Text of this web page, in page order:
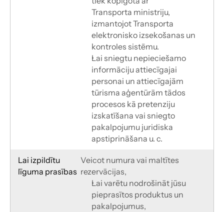
Transporta ministriju,
izmantojot Transporta
elektronisko izsekošanas un
kontroles sistēmu.
Lai sniegtu nepieciešamo
informāciju attiecīgajai
personai un attiecīgajām
tūrisma aģentūrām tādos
procesos kā pretenziju
izskatīšana vai sniegto
pakalpojumu juridiska
apstiprināšana u. c.
Lai izpildītu
līguma prasības
Veicot numura vai maltītes
rezervācijas,
Lai varētu nodrošināt jūsu
pieprasītos produktus un
pakalpojumus,